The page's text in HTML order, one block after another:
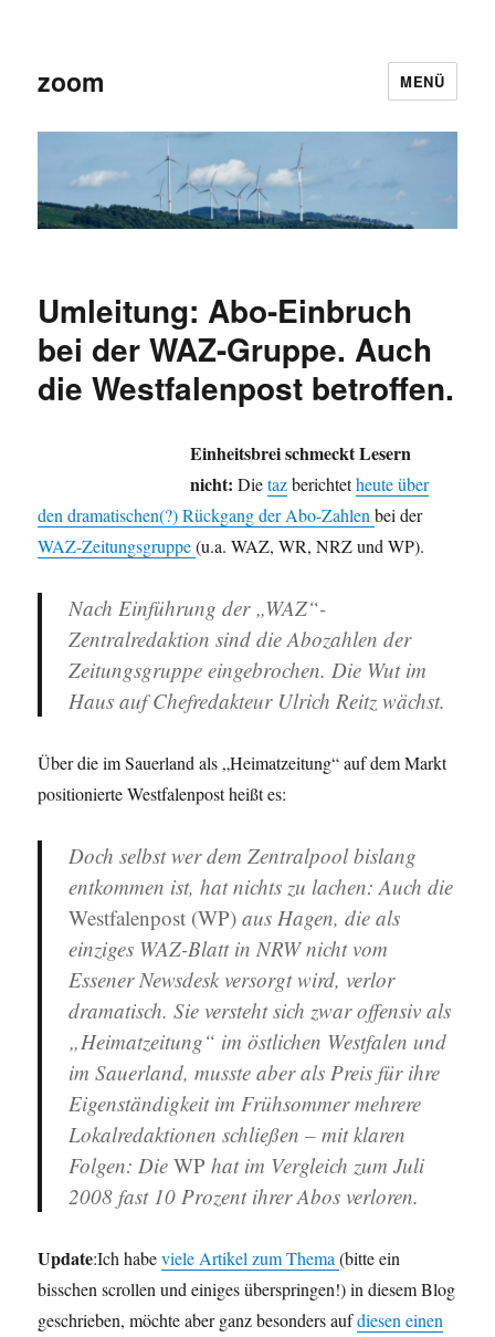
zoom MENÜ
Umleitung: Abo-Einbruch
bei der WAZ-Gruppe. Auch
die Westfalenpost betroffen.
Einheitsbrei schmeckt Lesern
nicht: Dietazberichtetheute über
den dramatischen(?) Rückgang der Abo-Zahlenbei der
WAZ-Zeitungsgruppe(u.a. WAZ, WR, NRZ und WP).
Nach Einführung der „WAZ“-
Zentralredaktion sind die Abozahlen der
Zeitungsgruppe eingebrochen. Die Wut im
Haus auf Chefredakteur Ulrich Reitz wächst.
Über die im Sauerland als „Heimatzeitung“ auf dem Markt
positionierte Westfalenpost heißt es:
Doch selbst wer dem Zentralpool bislang
entkommen ist, hat nichts zu lachen: Auch die
Westfalenpost (WP) aus Hagen, die als
einziges WAZ-Blatt in NRW nicht vom
Essener Newsdesk versorgt wird, verlor
dramatisch. Sie versteht sich zwar offensiv als
„Heimatzeitung“ im östlichen Westfalen und
im Sauerland, musste aber als Preis für ihre
Eigenständigkeit im Frühsommer mehrere
Lokalredaktionen schließen – mit klaren
Folgen: DieWP hat im Vergleich zum Juli
2008 fast 10 Prozent ihrer Abos verloren.
Update:Ich habeviele Artikel zum Thema(bitte ein
bisschen scrollen und einiges überspringen!) in diesem Blog
geschrieben, möchte aber ganz besonders aufdiesen einen